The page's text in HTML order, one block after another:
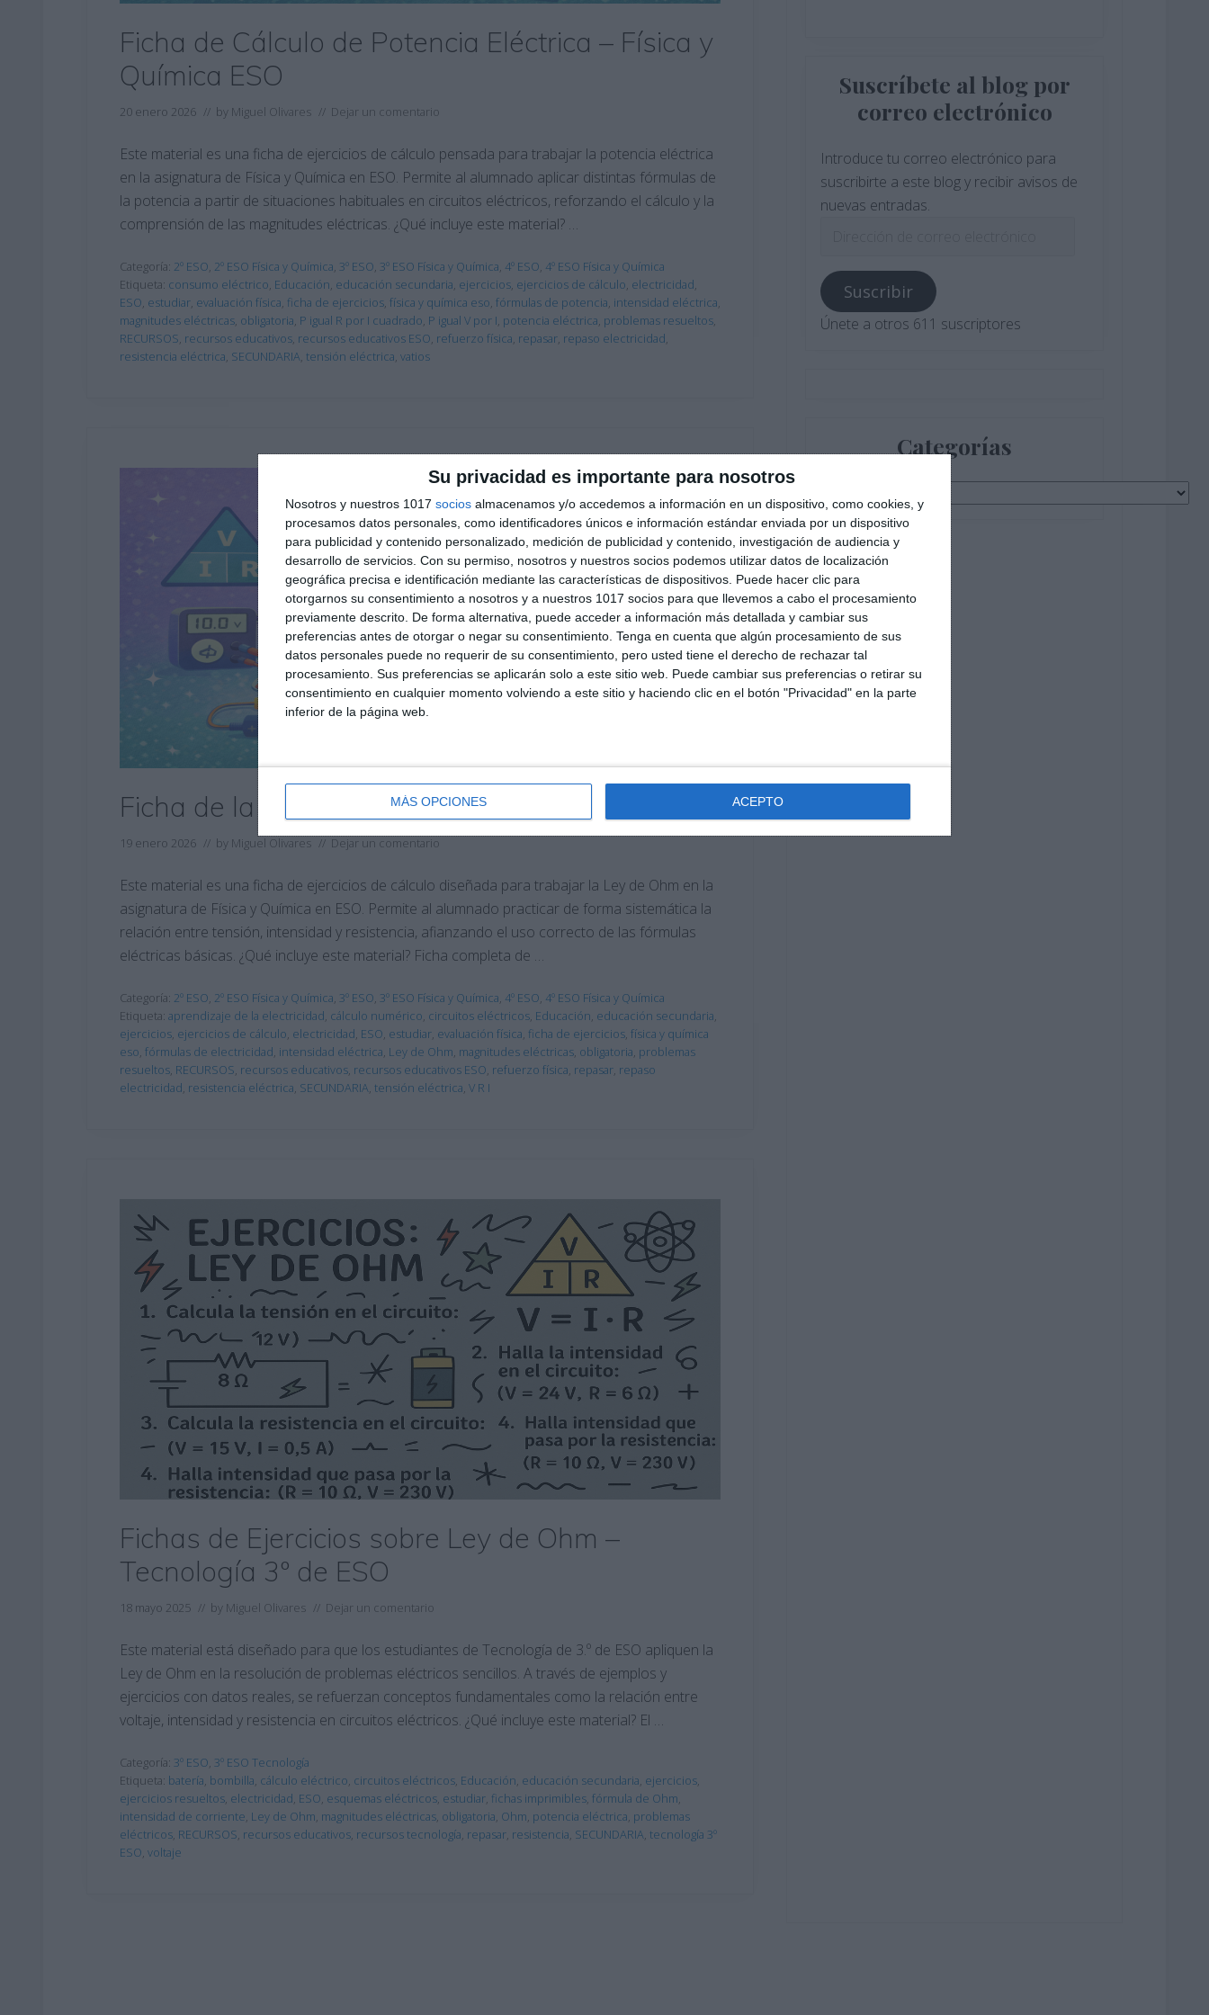
Su privacidad es importante para nosotros
Nosotros y nuestros 1017 socios almacenamos y/o accedemos a información en un dispositivo, como cookies, y
procesamos datos personales, como identificadores únicos e información estándar enviada por un dispositivo
para publicidad y contenido personalizado, medición de publicidad y contenido, investigación de audiencia y
desarrollo de servicios. Con su permiso, nosotros y nuestros socios podemos utilizar datos de localización
geográfica precisa e identificación mediante las características de dispositivos. Puede hacer clic para
otorgarnos su consentimiento a nosotros y a nuestros 1017 socios para que llevemos a cabo el procesamiento
previamente descrito. De forma alternativa, puede acceder a información más detallada y cambiar sus
preferencias antes de otorgar o negar su consentimiento. Tenga en cuenta que algún procesamiento de sus
datos personales puede no requerir de su consentimiento, pero usted tiene el derecho de rechazar tal
procesamiento. Sus preferencias se aplicarán solo a este sitio web. Puede cambiar sus preferencias o retirar su
consentimiento en cualquier momento volviendo a este sitio y haciendo clic en el botón "Privacidad" en la parte
inferior de la página web.
MÁS OPCIONES ACEPTO
Ficha de Cálculo de Potencia Eléctrica – Física y
Química ESO
20 enero 2026 // by Miguel Olivares // Dejar un comentario
Este material es una ficha de ejercicios de cálculo pensada para trabajar la potencia eléctrica
en la asignatura de Física y Química en ESO. Permite al alumnado aplicar distintas fórmulas de
la potencia a partir de situaciones habituales en circuitos eléctricos, reforzando el cálculo y la
comprensión de las magnitudes eléctricas. ¿Qué incluye este material? …
Categoría: 2º ESO, 2º ESO Física y Química, 3º ESO, 3º ESO Física y Química, 4º ESO, 4º ESO Física y Química
Etiqueta: consumo eléctrico, Educación, educación secundaria, ejercicios, ejercicios de cálculo, electricidad,
ESO, estudiar, evaluación física, ficha de ejercicios, física y química eso, fórmulas de potencia, intensidad eléctrica,
magnitudes eléctricas, obligatoria, P igual R por I cuadrado, P igual V por I, potencia eléctrica, problemas resueltos,
RECURSOS, recursos educativos, recursos educativos ESO, refuerzo física, repasar, repaso electricidad,
resistencia eléctrica, SECUNDARIA, tensión eléctrica, vatios
Ficha de la Ley de Ohm – Física y Química ESO
19 enero 2026 // by Miguel Olivares // Dejar un comentario
Este material es una ficha de ejercicios de cálculo diseñada para trabajar la Ley de Ohm en la
asignatura de Física y Química en ESO. Permite al alumnado practicar de forma sistemática la
relación entre tensión, intensidad y resistencia, afianzando el uso correcto de las fórmulas
eléctricas básicas. ¿Qué incluye este material? Ficha completa de …
Categoría: 2º ESO, 2º ESO Física y Química, 3º ESO, 3º ESO Física y Química, 4º ESO, 4º ESO Física y Química
Etiqueta: aprendizaje de la electricidad, cálculo numérico, circuitos eléctricos, Educación, educación secundaria,
ejercicios, ejercicios de cálculo, electricidad, ESO, estudiar, evaluación física, ficha de ejercicios, física y química
eso, fórmulas de electricidad, intensidad eléctrica, Ley de Ohm, magnitudes eléctricas, obligatoria, problemas
resueltos, RECURSOS, recursos educativos, recursos educativos ESO, refuerzo física, repasar, repaso
electricidad, resistencia eléctrica, SECUNDARIA, tensión eléctrica, V R I
Fichas de Ejercicios sobre Ley de Ohm –
Tecnología 3º de ESO
18 mayo 2025 // by Miguel Olivares // Dejar un comentario
Este material está diseñado para que los estudiantes de Tecnología de 3.º de ESO apliquen la
Ley de Ohm en la resolución de problemas eléctricos sencillos. A través de ejemplos y
ejercicios con datos reales, se refuerzan conceptos fundamentales como la relación entre
voltaje, intensidad y resistencia en circuitos eléctricos. ¿Qué incluye este material? El …
Categoría: 3º ESO, 3º ESO Tecnología
Etiqueta: batería, bombilla, cálculo eléctrico, circuitos eléctricos, Educación, educación secundaria, ejercicios,
ejercicios resueltos, electricidad, ESO, esquemas eléctricos, estudiar, fichas imprimibles, fórmula de Ohm,
intensidad de corriente, Ley de Ohm, magnitudes eléctricas, obligatoria, Ohm, potencia eléctrica, problemas
eléctricos, RECURSOS, recursos educativos, recursos tecnología, repasar, resistencia, SECUNDARIA, tecnología 3º
ESO, voltaje
Suscríbete al blog por
correo electrónico
Introduce tu correo electrónico para
suscribirte a este blog y recibir avisos de
nuevas entradas.
correo
electrónico
Suscribir
Únete a otros 611 suscriptores
Categorías